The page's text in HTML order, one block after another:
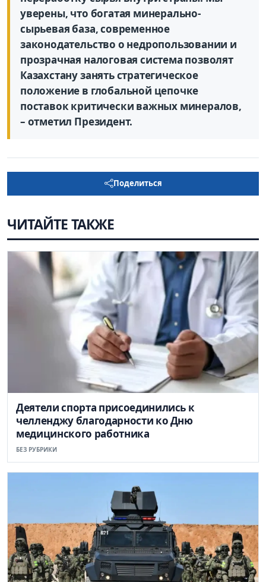
уверены, что богатая минерально-
сырьевая база, современное
законодательство о недропользовании и
прозрачная налоговая система позволят
Казахстану занять стратегическое
положение в глобальной цепочке
поставок критически важных минералов,
– отметил Президент.
Поделиться
ЧИТАЙТЕ ТАКЖЕ
Деятели спорта присоединились к
челленджу благодарности ко Дню
медицинского работника
БЕЗ РУБРИКИ